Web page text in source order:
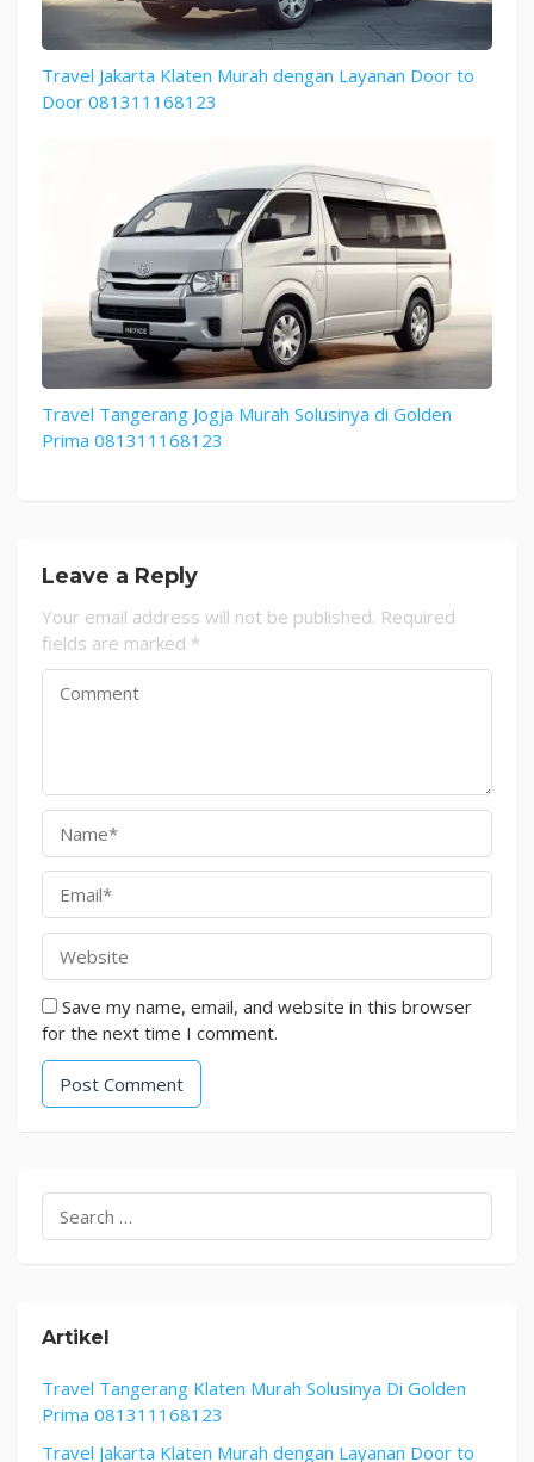
Travel Jakarta Klaten Murah dengan Layanan Door to
Door 081311168123
Travel Tangerang Jogja Murah Solusinya di Golden
Prima 081311168123
Leave a Reply
Your email address will not be published. Required
fields are marked *
Save my name, email, and website in this browser
for the next time I comment.
Search
for:
Artikel
Travel Tangerang Klaten Murah Solusinya Di Golden
Prima 081311168123
Travel Jakarta Klaten Murah dengan Layanan Door to